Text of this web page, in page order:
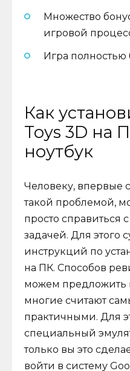
Множество
игровой
Игра полностью
Как
Toys 3D на
ноутбук
Человеку, впервые
такой проблемой,
просто справиться
задачей. Для этого
инструкций по
на ПК. Способов
можем предложить
многие считают
практичными. Для
специальный
только вы это
войти в систему